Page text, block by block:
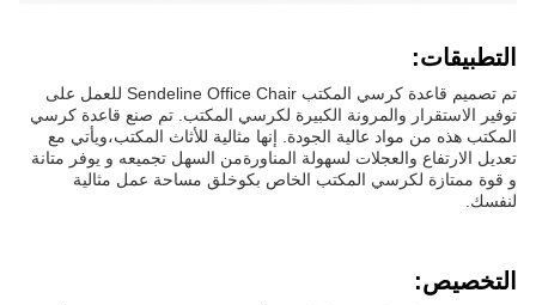
التطبيقات:
تم تصميم قاعدة كرسي المكتب Sendeline Office Chair للعمل على
توفير الاستقرار والمرونة الكبيرة لكرسي المكتب. تم صنع قاعدة كرسي
المكتب هذه من مواد عالية الجودة. إنها مثالية للأثاث المكتب،ويأتي مع
تعديل الارتفاع والعجلات لسهولة المناورةمن السهل تجميعه و يوفر متانة
و قوة ممتازة لكرسي المكتب الخاص بكوخلق مساحة عمل مثالية
لنفسك.
التخصيص: